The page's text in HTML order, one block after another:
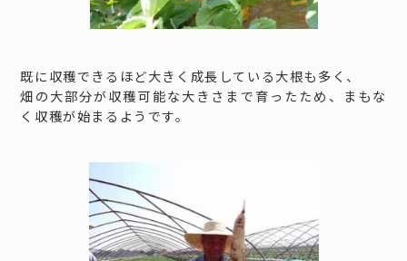
既に収穫できるほど大きく成長している大根も多く、
畑の大部分が収穫可能な大きさまで育ったため、まもな
く収穫が始まるようです。